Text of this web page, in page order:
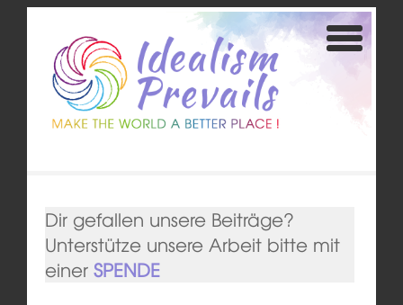
Dir gefallen unsere Beiträge?
Unterstütze unsere Arbeit bitte mit
einer SPENDE